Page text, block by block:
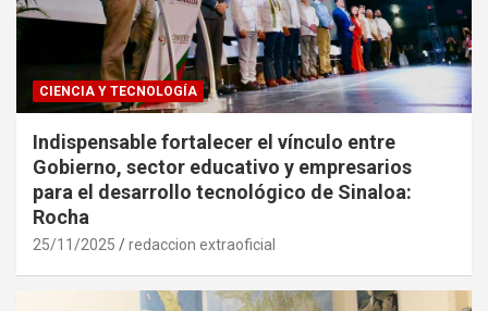
CIENCIA Y TECNOLOGÍA
Indispensable fortalecer el vínculo entre
Gobierno, sector educativo y empresarios
para el desarrollo tecnológico de Sinaloa:
Rocha
25/11/2025 redaccion extraoficial